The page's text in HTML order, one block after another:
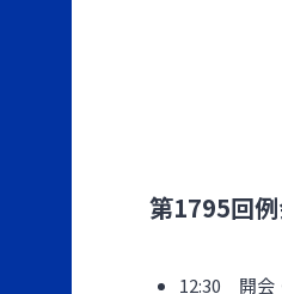
第1795回
12:30 開会